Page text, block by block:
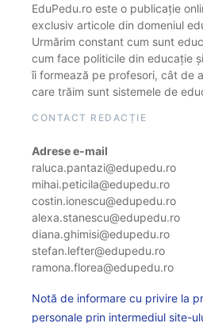
EduPedu.ro este o publicație
exclusiv articole din domeniul
Urmărim constant cum sunt
cum face politicile din educație
îi formează pe profesori, cât de
care trăim sunt sistemele de
CONTACT REDACȚIE
Adrese e-mail
raluca.pantazi@edupedu.ro
mihai.peticila@edupedu.ro
costin.ionescu@edupedu.ro
alexa.stanescu@edupedu.ro
diana.ghimisi@edupedu.ro
stefan.lefter@edupedu.ro
ramona.florea@edupedu.ro
Notă de informare cu privire la
personale prin intermediul site-